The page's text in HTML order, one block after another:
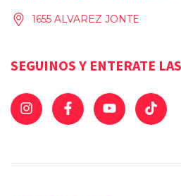
1655 ALVAREZ JONTE
SEGUINOS Y ENTERATE